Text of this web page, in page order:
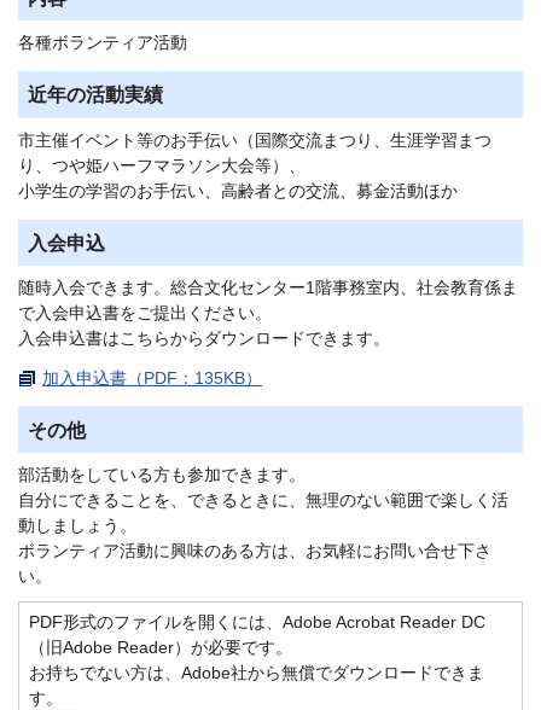
各種ボランティア活動
近年の活動実績
市主催イベント等のお手伝い（国際交流まつり、生涯学習まつ
り、つや姫ハーフマラソン大会等）、
小学生の学習のお手伝い、高齢者との交流、募金活動ほか
入会申込
随時入会できます。総合文化センター1階事務室内、社会教育係ま
で入会申込書をご提出ください。
入会申込書はこちらからダウンロードできます。
加入申込書（PDF：135KB）
その他
部活動をしている方も参加できます。
自分にできることを、できるときに、無理のない範囲で楽しく活
動しましょう。
ボランティア活動に興味のある方は、お気軽にお問い合せ下さ
い。
PDF形式のファイルを開くには、Adobe Acrobat Reader DC
（旧Adobe Reader）が必要です。
お持ちでない方は、Adobe社から無償でダウンロードできま
す。